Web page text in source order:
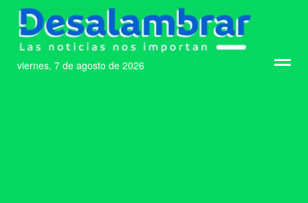
viernes, 7 de agosto de 2026